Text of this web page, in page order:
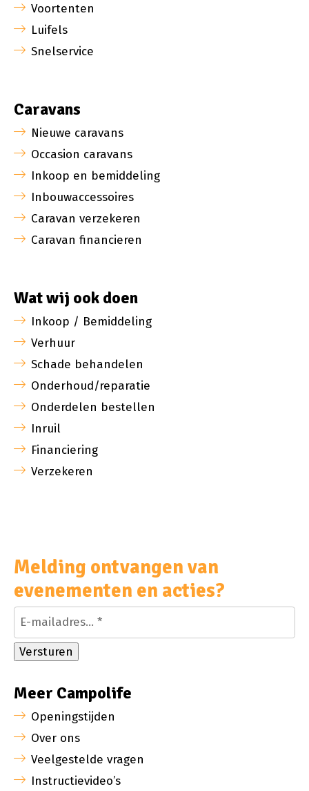
Voortenten
Luifels
Snelservice
Caravans
Nieuwe caravans
Occasion caravans
Inkoop en bemiddeling
Inbouwaccessoires
Caravan verzekeren
Caravan financieren
Wat wij ook doen
Inkoop / Bemiddeling
Verhuur
Schade behandelen
Onderhoud/reparatie
Onderdelen bestellen
Inruil
Financiering
Verzekeren
Melding ontvangen van
evenementen en acties?
Versturen
Meer Campolife
Openingstijden
Over ons
Veelgestelde vragen
Instructievideo’s